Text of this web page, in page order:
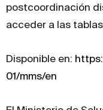
postcoordinación
acceder a las
Disponible en:
01/mms/en